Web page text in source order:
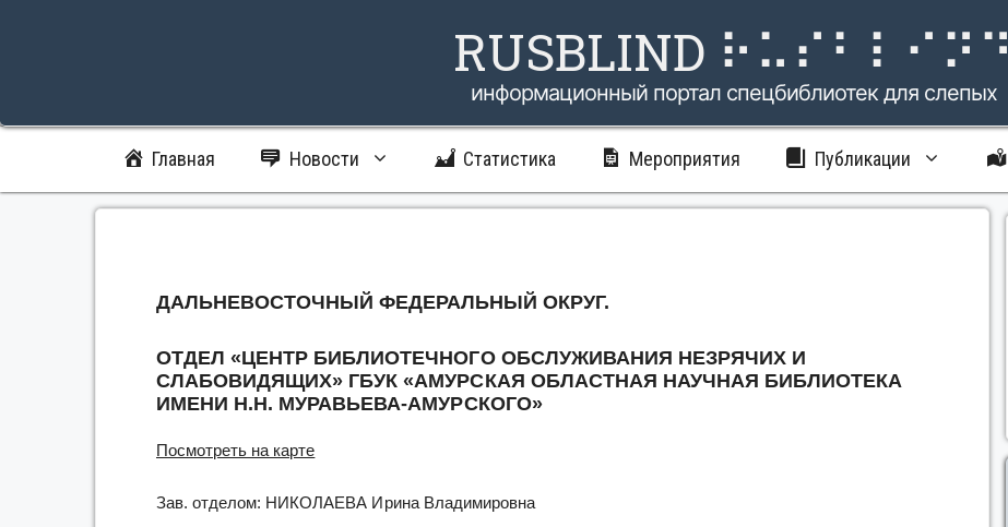
RUSBLIND ⠗⠥⠎⠃⠇⠊⠝⠙
информационный портал спецбиблиотек для слепых
Главная Новости Статистика Мероприятия Публикации
ДАЛЬНЕВОСТОЧНЫЙ ФЕДЕРАЛЬНЫЙ ОКРУГ.
ОТДЕЛ «ЦЕНТР БИБЛИОТЕЧНОГО ОБСЛУЖИВАНИЯ НЕЗРЯЧИХ И
СЛАБОВИДЯЩИХ» ГБУК «АМУРСКАЯ ОБЛАСТНАЯ НАУЧНАЯ БИБЛИОТЕКА
ИМЕНИ Н.Н. МУРАВЬЕВА-АМУРСКОГО»
Посмотреть на карте
Зав. отделом: НИКОЛАЕВА Ирина Владимировна